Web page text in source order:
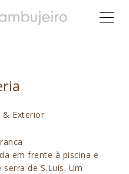
& Exterior
em frente à piscina e
de S.Luís. Um